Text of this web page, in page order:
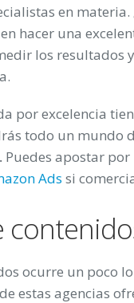
en materia.
hacer una
los resultados
por excelencia
todo un mundo
Puedes apostar
Ads si
ocurre un poco
estas agencias